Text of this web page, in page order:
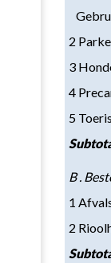
opbrengsten
2
3
4
5
B .
1
2